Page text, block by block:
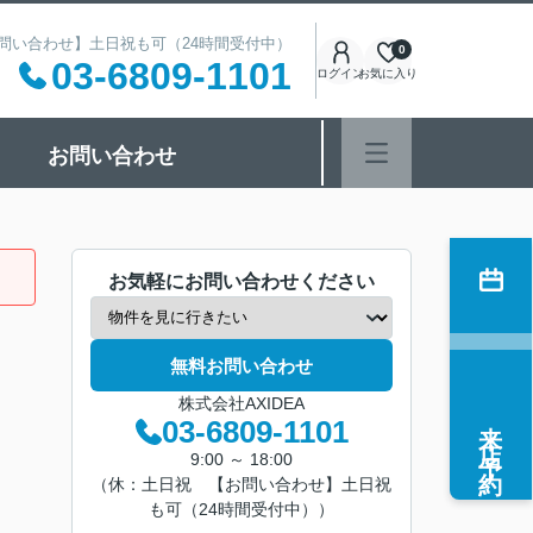
合わせ】土日祝も可（24時間受付中）
03-6809-1101 ログインお気に入り
0
お問い合わせ
お気軽にお問い合わせください
無料お問い合わせ
株式会社AXIDEA
03-6809-1101
9:00 ～ 18:00
（休：土日祝 【お問い合わせ】土日祝
も可（24時間受付中））
来店予約